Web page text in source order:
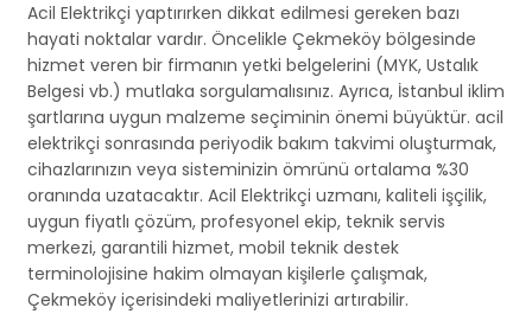
Acil Elektrikçi yaptırırken dikkat edilmesi gereken bazı
hayati noktalar vardır. Öncelikle Çekmeköy bölgesinde
hizmet veren bir firmanın yetki belgelerini (MYK, Ustalık
Belgesi vb.) mutlaka sorgulamalısınız. Ayrıca, İstanbul iklim
şartlarına uygun malzeme seçiminin önemi büyüktür. acil
elektrikçi sonrasında periyodik bakım takvimi oluşturmak,
cihazlarınızın veya sisteminizin ömrünü ortalama %30
oranında uzatacaktır. Acil Elektrikçi uzmanı, kaliteli işçilik,
uygun fiyatlı çözüm, profesyonel ekip, teknik servis
merkezi, garantili hizmet, mobil teknik destek
terminolojisine hakim olmayan kişilerle çalışmak,
Çekmeköy içerisindeki maliyetlerinizi artırabilir.